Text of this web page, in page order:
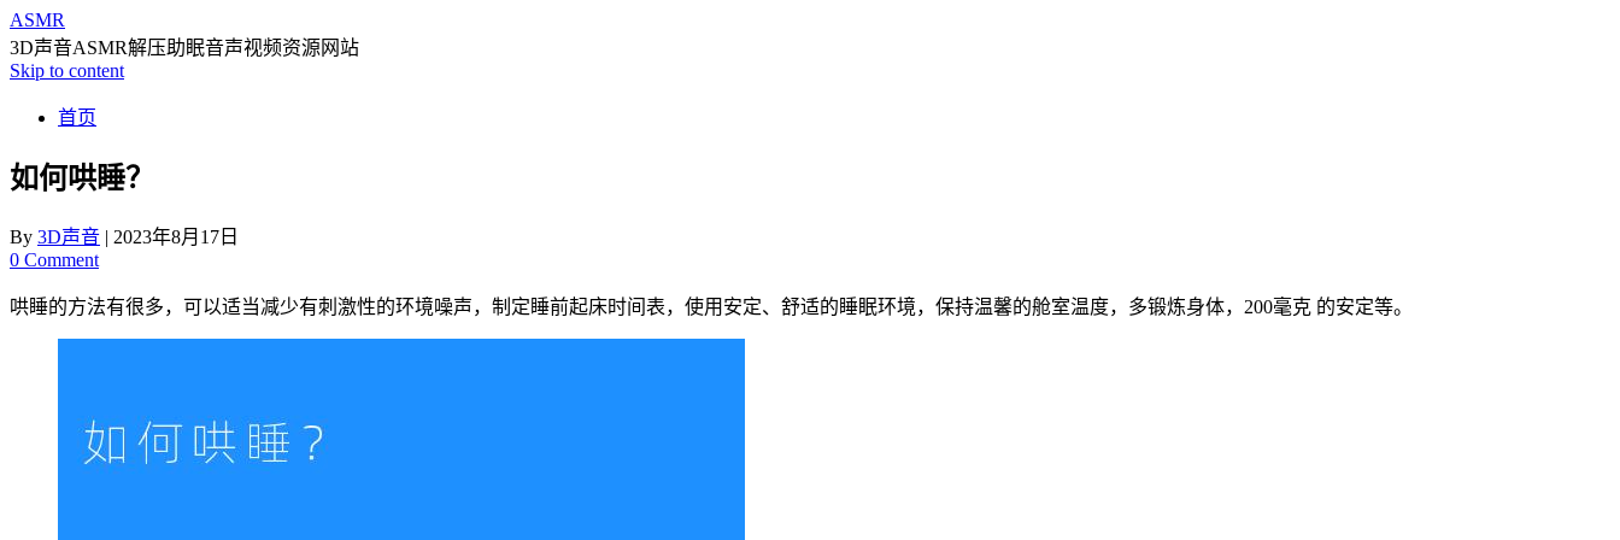
ASMR
3D声音ASMR解压助眠音声视频资源网站
Skip to content
首页
如何哄睡？
By 3D声音 | 2023年8月17日
0 Comment
哄睡的方法有很多，可以适当减少有刺激性的环境噪声，制定睡前起床时间表，使用安定、舒适的睡眠环境，保持温馨的舱室温度，多锻炼身体，200毫克 的安定等。